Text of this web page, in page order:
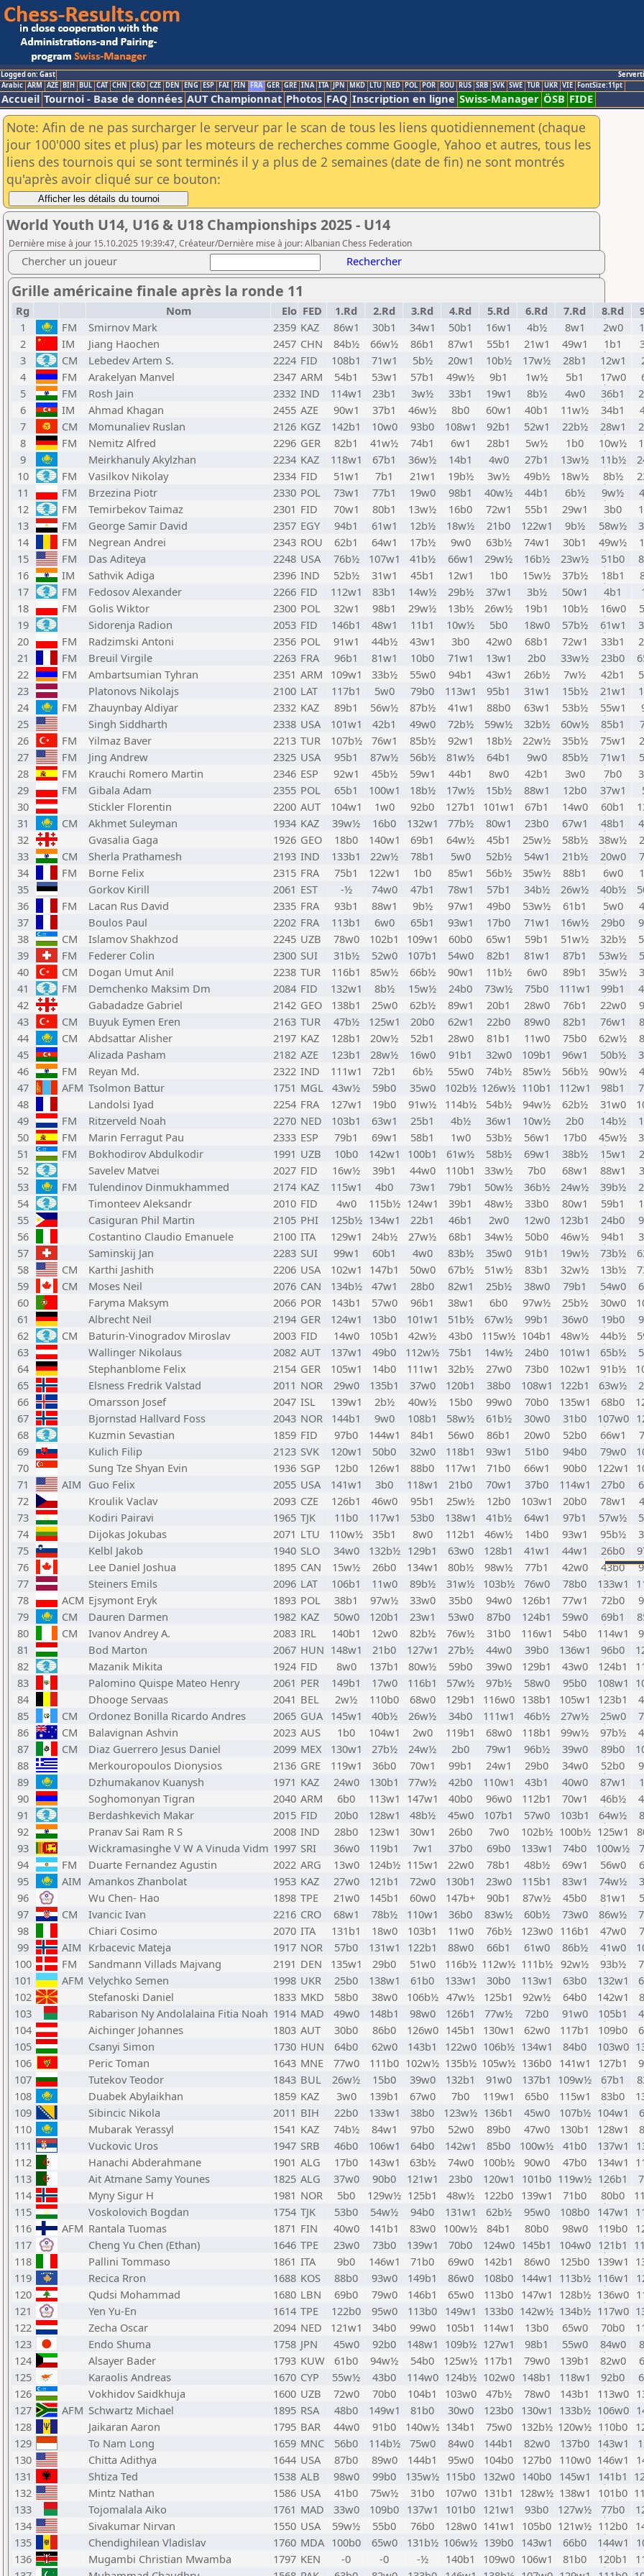
Logged on: Gast
Arabic ARM AZE BIH BUL CAT CHN CRO CZE DEN ENG ESP FAI FIN FRA GER GRE INA ITA JPN MKD LTU NED POL POR ROU RUS SRB SVK SWE TUR UKR VIE FontSize:11pt
Accueil Tournoi - Base de données AUT Championnat Photos FAQ Inscription en ligne Swiss-Manager ÖSB FIDE
Note: Afin de ne pas surcharger le serveur par le scan de tous les liens quotidiennement (chaque
jour 100'000 sites et plus) par les moteurs de recherches comme Google, Yahoo et autres, tous les
liens des tournois qui se sont terminés il y a plus de 2 semaines (date de fin) ne sont montrés
qu'après avoir cliqué sur ce bouton:
World Youth U14, U16 & U18 Championships 2025 - U14
Dernière mise à jour 15.10.2025 19:39:47, Créateur/Dernière mise à jour: Albanian Chess Federation
Chercher un joueur Rechercher
Grille américaine finale après la ronde 11
Rg Nom Elo FED 1.Rd 2.Rd 3.Rd 4.Rd 5.Rd 6.Rd 7.Rd 8.Rd
1
FM Smirnov Mark 2359 KAZ 86w1 30b1 34w1 50b1 16w1 4b½ 8w1 2w0
2
IM Jiang Haochen 2457 CHN 84b½ 66w½ 86b1 87w1 55b1 21w1 49w1 1b1
3
CM Lebedev Artem S. 2224 FID 108b1 71w1 5b½ 20w1 10b½ 17w½ 28b1 12w1
4
FM Arakelyan Manvel 2347 ARM 54b1 53w1 57b1 49w½ 9b1 1w½ 5b1 17w0
5
FM Rosh Jain 2332 IND 114w1 23b1 3w½ 33b1 19w1 8b½ 4w0 36b1
6
IM Ahmad Khagan 2455 AZE 90w1 37b1 46w½ 8b0 60w1 40b1 11w½ 34b1
7
CM Momunaliev Ruslan 2126 KGZ 142b1 10w0 93b0 108w1 92b1 52w1 22b½ 28w1
8
FM Nemitz Alfred 2296 GER 82b1 41w½ 74b1 6w1 28b1 5w½ 1b0 10w½
9
Meirkhanuly Akylzhan 2234 KAZ 118w1 67b1 36w½ 14b1 4w0 27b1 13w½ 11b½
10
FM Vasilkov Nikolay 2334 FID 51w1 7b1 21w1 19b½ 3w½ 49b½ 18w½ 8b½
11
FM Brzezina Piotr 2330 POL 73w1 77b1 19w0 98b1 40w½ 44b1 6b½ 9w½
12
FM Temirbekov Taimaz 2301 FID 70w1 80b1 13w½ 16b0 72w1 55b1 29w1 3b0
13
FM George Samir David 2357 EGY 94b1 61w1 12b½ 18w½ 21b0 122w1 9b½ 58w½
14
FM Negrean Andrei 2343 ROU 62b1 64w1 17b½ 9w0 63b½ 74w1 30b1 49w½
15
FM Das Aditeya 2248 USA 76b½ 107w1 41b½ 66w1 29w½ 16b½ 23w½ 51b0
16
IM Sathvik Adiga 2396 IND 52b½ 31w1 45b1 12w1 1b0 15w½ 37b½ 18b1
17
FM Fedosov Alexander 2266 FID 112w1 83b1 14w½ 29b½ 37w1 3b½ 50w1 4b1
18
FM Golis Wiktor 2300 POL 32w1 98b1 29w½ 13b½ 26w½ 19b1 10b½ 16w0
19
Sidorenja Radion 2053 FID 146b1 48w1 11b1 10w½ 5b0 18w0 57b½ 61w1
20
FM Radzimski Antoni 2356 POL 91w1 44b½ 43w1 3b0 42w0 68b1 72w1 33b1
21
FM Breuil Virgile 2263 FRA 96b1 81w1 10b0 71w1 13w1 2b0 33w½ 23b0
22
FM Ambartsumian Tyhran 2351 ARM 109w1 33b½ 55w0 94b1 43w1 26b½ 7w½ 42b1
23
Platonovs Nikolajs 2100 LAT 117b1 5w0 79b0 113w1 95b1 31w1 15b½ 21w1
24
FM Zhauynbay Aldiyar 2332 KAZ 89b1 56w½ 87b½ 41w1 88b0 63w1 53b½ 55w1
25
Singh Siddharth 2338 USA 101w1 42b1 49w0 72b½ 59w½ 32b½ 60w½ 85b1
26
FM Yilmaz Baver 2213 TUR 107b½ 76w1 85b½ 92w1 18b½ 22w½ 35b½ 75w1
27
FM Jing Andrew 2325 USA 95b1 87w½ 56b½ 81w½ 64b1 9w0 85b½ 71w1
28
FM Krauchi Romero Martin 2346 ESP 92w1 45b½ 59w1 44b1 8w0 42b1 3w0 7b0
29
FM Gibala Adam 2355 POL 65b1 100w1 18b½ 17w½ 15b½ 88w1 12b0 37w1
30
Stickler Florentin 2200 AUT 104w1 1w0 92b0 127b1 101w1 67b1 14w0 60b1
31
CM Akhmet Suleyman 1934 KAZ 39w½ 16b0 132w1 77b½ 80w1 23b0 67w1 48b1
32
Gvasalia Gaga 1926 GEO 18b0 140w1 69b1 64w½ 45b1 25w½ 58b½ 38w½
33
CM Sherla Prathamesh 2193 IND 133b1 22w½ 78b1 5w0 52b½ 54w1 21b½ 20w0
34
FM Borne Felix 2315 FRA 75b1 122w1 1b0 85w1 56b½ 35w½ 88b1 6w0
35
Gorkov Kirill 2061 EST -½ 74w0 47b1 78w1 57b1 34b½ 26w½ 40b½
36
FM Lacan Rus David 2335 FRA 93b1 88w1 9b½ 97w1 49b0 53w½ 61b1 5w0
37
Boulos Paul 2202 FRA 113b1 6w0 65b1 93w1 17b0 71w1 16w½ 29b0
38
CM Islamov Shakhzod 2245 UZB 78w0 102b1 109w1 60b0 65w1 59b1 51w½ 32b½
39
FM Federer Colin 2300 SUI 31b½ 52w0 107b1 54w0 82b1 81w1 87b1 53w½
40
CM Dogan Umut Anil 2238 TUR 116b1 85w½ 66b½ 90w1 11b½ 6w0 89b1 35w½
41
FM Demchenko Maksim Dm 2084 FID 132w1 8b½ 15w½ 24b0 73w½ 75b0 111w1 99b1
42
Gabadadze Gabriel 2142 GEO 138b1 25w0 62b½ 89w1 20b1 28w0 76b1 22w0
43
CM Buyuk Eymen Eren 2163 TUR 47b½ 125w1 20b0 62w1 22b0 89w0 82b1 76w1
44
CM Abdsattar Alisher 2197 KAZ 128b1 20w½ 52b1 28w0 81b1 11w0 75b0 62w½
45
Alizada Pasham 2182 AZE 123b1 28w½ 16w0 91b1 32w0 109b1 96w1 50b½
46
FM Reyan Md. 2322 IND 111w1 72b1 6b½ 55w0 74b½ 85w½ 56b½ 90w½
47
AFM Tsolmon Battur 1751 MGL 43w½ 59b0 35w0 102b½ 126w½ 110b1 112w1 98b1
48
Landolsi Iyad 2254 FRA 127w1 19b0 91w½ 114b½ 54b½ 94w½ 62b½ 31w0
49
FM Ritzerveld Noah 2270 NED 103b1 63w1 25b1 4b½ 36w1 10w½ 2b0 14b½
50
FM Marin Ferragut Pau 2333 ESP 79b1 69w1 58b1 1w0 53b½ 56w1 17b0 45w½
51
FM Bokhodirov Abdulkodir 1991 UZB 10b0 142w1 100b1 61w½ 58b½ 69w1 38b½ 15w1
52
Savelev Matvei 2027 FID 16w½ 39b1 44w0 110b1 33w½ 7b0 68w1 88w1
53
FM Tulendinov Dinmukhammed 2174 KAZ 115w1 4b0 73w1 79b1 50w½ 36b½ 24w½ 39b½
54
Timonteev Aleksandr 2010 FID 4w0 115b½ 124w1 39b1 48w½ 33b0 80w1 59b1
55
Casiguran Phil Martin 2105 PHI 125b½ 134w1 22b1 46b1 2w0 12w0 123b1 24b0
56
Costantino Claudio Emanuele 2100 ITA 129w1 24b½ 27w½ 68b1 34w½ 50b0 46w½ 94b1
57
Saminskij Jan 2283 SUI 99w1 60b1 4w0 83b½ 35w0 91b1 19w½ 73b½
58
CM Karthi Jashith 2206 USA 102w1 147b1 50w0 67b½ 51w½ 83b1 32w½ 13b½
59
CM Moses Neil 2076 CAN 134b½ 47w1 28b0 82w1 25b½ 38w0 79b1 54w0
60
Faryma Maksym 2066 POR 143b1 57w0 96b1 38w1 6b0 97w½ 25b½ 30w0
61
Albrecht Neil 2194 GER 124w1 13b0 101w1 51b½ 67w½ 99b1 36w0 19b0
62
CM Baturin-Vinogradov Miroslav 2003 FID 14w0 105b1 42w½ 43b0 115w½ 104b1 48w½ 44b½
63
Wallinger Nikolaus 2082 AUT 137w1 49b0 112w½ 75b1 14w½ 24b0 101w1 65b½
64
Stephanblome Felix 2154 GER 105w1 14b0 111w1 32b½ 27w0 73b0 102w1 91b½
65
Elsness Fredrik Valstad 2011 NOR 29w0 135b1 37w0 120b1 38b0 108w1 122b1 63w½
66
Omarsson Josef 2047 ISL 139w1 2b½ 40w½ 15b0 99w0 70b0 135w1 68b0
67
Bjornstad Hallvard Foss 2043 NOR 144b1 9w0 108b1 58w½ 61b½ 30w0 31b0 107w0
68
Kuzmin Sevastian 1859 FID 97b0 144w1 84b1 56w0 86b1 20w0 52b0 66w1
69
Kulich Filip 2123 SVK 120w1 50b0 32w0 118b1 93w1 51b0 94b0 79w0
70
Sung Tze Shyan Evin 1936 SGP 12b0 126w1 88b0 117w1 71b0 66w1 90b0 122w1
71
AIM Guo Felix 2055 USA 141w1 3b0 118w1 21b0 70w1 37b0 114w1 27b0
72
Kroulik Vaclav 2093 CZE 126b1 46w0 95b1 25w½ 12b0 103w1 20b0 78w1
73
Kodiri Pairavi 1965 TJK 11b0 117w1 53b0 138w1 41b½ 64w1 97b1 57w½
74
Dijokas Jokubas 2071 LTU 110w½ 35b1 8w0 112b1 46w½ 14b0 93w1 95b½
75
Kelbl Jakob 1940 SLO 34w0 132b½ 129b1 63w0 128b1 41w1 44w1 26b0
76
Lee Daniel Joshua 1895 CAN 15w½ 26b0 134w1 80b½ 98w½ 77b1 42w0 43b0
77
Steiners Emils 2096 LAT 106b1 11w0 89b½ 31w½ 103b½ 76w0 78b0 133w1
78
ACM Ejsymont Eryk 1893 POL 38b1 97w½ 33w0 35b0 94w0 126b1 77w1 72b0
79
CM Dauren Darmen 1982 KAZ 50w0 120b1 23w1 53w0 87b0 124b1 59w0 69b1
80
CM Ivanov Andrey A. 2083 IRL 140b1 12w0 82b½ 76w½ 31b0 116w1 54b0 114w1
81
Bod Marton 2067 HUN 148w1 21b0 127w1 27b½ 44w0 39b0 136w1 96b0
82
Mazanik Mikita 1924 FID 8w0 137b1 80w½ 59b0 39w0 129b1 43w0 124b1
83
Palomino Quispe Mateo Henry 2061 PER 149b1 17w0 116b1 57w½ 97b½ 58w0 95b0 108w1
84
Dhooge Servaas 2041 BEL 2w½ 110b0 68w0 129b1 116w0 138b1 105w1 123b1
85
CM Ordonez Bonilla Ricardo Andres 2065 GUA 145w1 40b½ 26w½ 34b0 111w1 46b½ 27w½ 25w0
86
CM Balavignan Ashvin 2023 AUS 1b0 104w1 2w0 119b1 68w0 118b1 99w½ 97b½
87
CM Diaz Guerrero Jesus Daniel 2099 MEX 130w1 27b½ 24w½ 2b0 79w1 96b½ 39w0 89b0
88
Merkouropoulos Dionysios 2136 GRE 119w1 36b0 70w1 99b1 24w1 29b0 34w0 52b0
89
Dzhumakanov Kuanysh 1971 KAZ 24w0 130b1 77w½ 42b0 110w1 43b1 40w0 87w1
90
Soghomonyan Tigran 2040 ARM 6b0 113w1 147w1 40b0 96w0 112b1 70w1 46b½
91
Berdashkevich Makar 2015 FID 20b0 128w1 48b½ 45w0 107b1 57w0 103b1 64w½
92
Pranav Sai Ram R S 2008 IND 28b0 123w1 30w1 26b0 7w0 102b½ 100b½ 125w1
93
Wickramasinghe V W A Vinuda Vidm 1997 SRI 36w0 119b1 7w1 37b0 69b0 133w1 74b0 100w½
94
FM Duarte Fernandez Agustin 2022 ARG 13w0 124b½ 115w1 22w0 78b1 48b½ 69w1 56w0
95
AIM Amankos Zhanbolat 1953 KAZ 27w0 121b1 72w0 130b1 23w0 115b1 83w1 74w½
96
Wu Chen- Hao 1898 TPE 21w0 145b1 60w0 147b+ 90b1 87w½ 45b0 81w1
97
CM Ivancic Ivan 2216 CRO 68w1 78b½ 110w1 36b0 83w½ 60b½ 73w0 86w½
98
Chiari Cosimo 2070 ITA 131b1 18w0 103b1 11w0 76b½ 123w0 116b1 47w0
99
AIM Krbacevic Mateja 1917 NOR 57b0 131w1 122b1 88w0 66b1 61w0 86b½ 41w0
100
FM Sandmann Villads Majvang 2191 DEN 135w1 29b0 51w0 116b½ 112w½ 111b½ 92w½ 93b½
101
AFM Velychko Semen 1998 UKR 25b0 138w1 61b0 133w1 30b0 113w1 63b0 132w1
102
Stefanoski Daniel 1833 MKD 58b0 38w0 106b½ 47w½ 125b1 92w½ 64b0 142w1
103
Rabarison Ny Andolalaina Fitia Noah 1914 MAD 49w0 148b1 98w0 126b1 77w½ 72b0 91w0 105b1
104
Aichinger Johannes 1803 AUT 30b0 86b0 126w0 145b1 130w1 62w0 117b1 109b0
105
Csanyi Simon 1730 HUN 64b0 62w0 143b1 122w0 106b½ 134w1 84b0 103w0
106
Peric Toman 1643 MNE 77w0 111b0 102w½ 135b½ 105w½ 136b0 141w1 127b1
107
Tutekov Teodor 1843 BUL 26w½ 15b0 39w0 132b1 91w0 137b1 109w½ 67b1
108
Duabek Abylaikhan 1859 KAZ 3w0 139b1 67w0 7b0 119w1 65b0 115w1 83b0
109
Sibincic Nikola 2011 BIH 22b0 133w1 38b0 123w½ 136b1 45w0 107b½ 104w1
110
Mubarak Yerassyl 1541 KAZ 74b½ 84w1 97b0 52w0 89b0 47w0 130b1 128w1
111
Vuckovic Uros 1947 SRB 46b0 106w1 64b0 142w1 85b0 100w½ 41b0 137w1
112
Hanachi Abderahmane 1901 ALG 17b0 143w1 63b½ 74w0 100b½ 90w0 47b0 134w1
113
Ait Atmane Samy Younes 1825 ALG 37w0 90b0 121w1 23b0 120w1 101b0 119w½ 126b1
114
Myny Sigur H 1981 NOR 5b0 129w½ 125b1 48w½ 122b0 139w1 71b0 80b0
115
Voskolovich Bogdan 1754 TJK 53b0 54w½ 94b0 131w1 62b½ 95w0 108b0 147w1
116
AFM Rantala Tuomas 1871 FIN 40w0 141b1 83w0 100w½ 84b1 80b0 98w0 119b0
117
Cheng Yu Chen (Ethan) 1646 TPE 23w0 73b0 139w1 70b0 124w0 145b1 104w0 121b1
118
Pallini Tommaso 1861 ITA 9b0 146w1 71b0 69w0 142b1 86w0 125b0 139w1
119
Recica Rron 1688 KOS 88b0 93w0 149b1 86w0 108b0 144w1 113b½ 116w1
120
Qudsi Mohammad 1680 LBN 69b0 79w0 146b1 65w0 113b0 147w1 128b½ 136w0
121
Yen Yu-En 1614 TPE 122b0 95w0 113b0 149w1 133b0 142w½ 134b½ 117w0
122
Zecha Oscar 2094 NED 121w1 34b0 99w0 105b1 114w1 13b0 65w0 70b0
123
Endo Shuma 1758 JPN 45w0 92b0 148w1 109b½ 127w1 98b1 55w0 84w0
124
Alsayer Bader 1793 KUW 61b0 94w½ 54b0 125w½ 117b1 79w0 139b1 82w0
125
Karaolis Andreas 1670 CYP 55w½ 43b0 114w0 124b½ 102w0 148b1 118w1 92b0
126
Vokhidov Saidkhuja 1600 UZB 72w0 70b0 104b1 103w0 47b½ 78w0 143b1 113w0
127
AFM Schwartz Michael 1895 RSA 48b0 149w1 81b0 30w0 123b0 130w1 133b½ 106w0
128
Jaikaran Aaron 1795 BAR 44w0 91b0 140w½ 134b1 75w0 132b½ 120w½ 110b0
129
To Nam Long 1659 MNC 56b0 114b½ 75w0 84w0 144b1 82w0 137b0 143w1
130
Chitta Adithya 1644 USA 87b0 89w0 144b1 95w0 104b0 127b0 110w0 146w1
131
Shtiza Ted 1538 ALB 98w0 99b0 135w½ 115b0 132w0 140b0 145w1 141b1
132
Mintz Nathan 1586 USA 41b0 75w½ 31b0 107w0 131b1 128w½ 138w1 101b0
133
Tojomalala Aiko 1761 MAD 33w0 109b0 137w1 101b0 121w1 93b0 127w½ 77b0
134
Sivakumar Nirvan 1550 USA 59w½ 55b0 76b0 128w0 141w1 105b0 121w½ 112b0
135
Chendighilean Vladislav 1760 MDA 100b0 65w0 131b½ 106w½ 139b0 143w1 66b0 144w1
136
Mugambi Christian Mwamba 1797 KEN -0 -0 -½ 140b1 109w0 106w1 81b0 120b1